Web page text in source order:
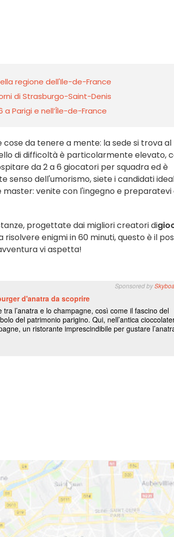
regione dell'Ile-de-France
di Strasburgo-Saint-Denis
Parigi e nell’Île-de-France
cose da tenere a mente: la sede si trova al
di difficoltà è particolarmente elevato,
da 2 a 6 giocatori per squadra ed è
senso dell'umorismo, siete i candidati
venite con l'ingegno e preparatevi
progettate dai migliori creatori di
enigmi in 60 minuti, questo è il
vi aspetta!